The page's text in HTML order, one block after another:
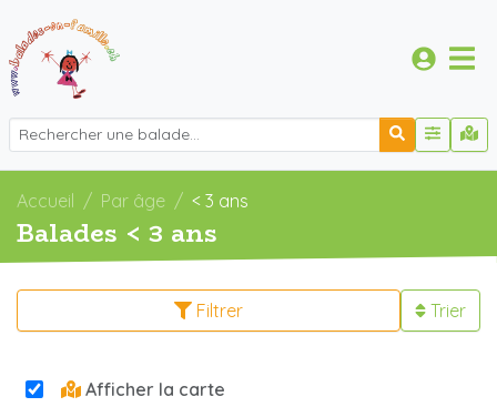
Accueil Par âge < 3 ans
Balades < 3 ans
Filtrer Trier
Afficher la carte